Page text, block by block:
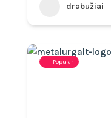
drabužiai
Popular